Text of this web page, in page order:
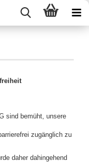
sind bemüht, unsere
zugänglich zu
daher dahingehend